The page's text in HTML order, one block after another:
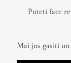
Puteti face
Mai jos gasiti